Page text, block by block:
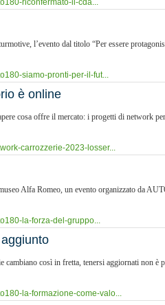
riconfermato-il-cda...
l’evento dal titolo “Per essere
siamo-pronti-per-il-fut...
è online
cosa offre il mercato: i progetti di network
carrozzerie-2023-losser...
Alfa Romeo, un evento organizzato da
la-forza-del-gruppo...
così in fretta, tenersi aggiornati non
la-formazione-come-valo...